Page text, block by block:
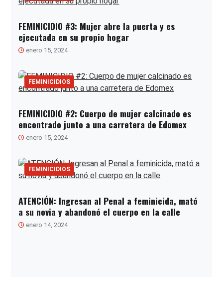
FEMINICIDIO #3: Mujer abre la puerta y es
ejecutada en su propio hogar
enero 15, 2024
FEMINICIDIOS
FEMINICIDIO #2: Cuerpo de mujer calcinado es
encontrado junto a una carretera de Edomex
enero 15, 2024
FEMINICIDIOS
ATENCIÓN: Ingresan al Penal a feminicida, mató
a su novia y abandonó el cuerpo en la calle
enero 14, 2024